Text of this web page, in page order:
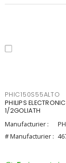
PHIC150S55ALTO
PHILIPS
1/2GOLIATH
Manufacturier :
# Manufacturier :